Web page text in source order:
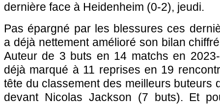
dernière face à Heidenheim (0-2), jeudi.
Pas épargné par les blessures ces
a déjà nettement amélioré son bilan
Auteur de 3 buts en 14 matchs en
déjà marqué à 11 reprises en 19
tête du classement des meilleurs buteurs
devant Nicolas Jackson (7 buts). Et